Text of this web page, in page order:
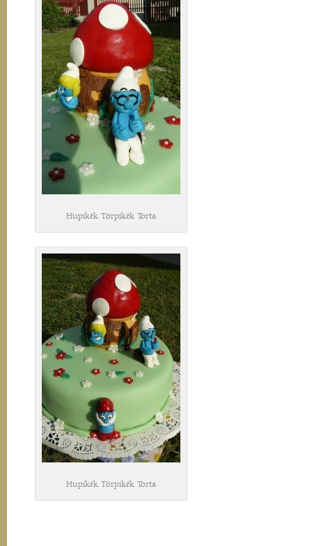
Hupikék Törpikék Torta
Hupikék Törpikék Torta